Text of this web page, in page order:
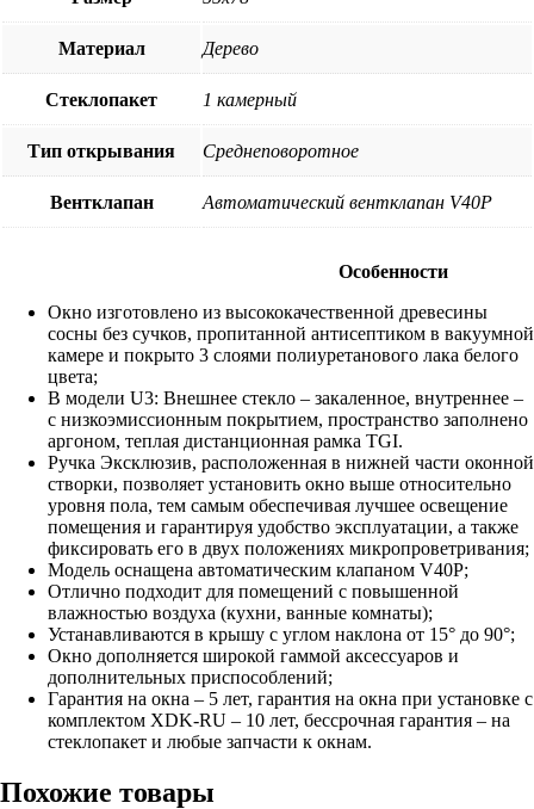
Материал Дерево
Стеклопакет 1 камерный
Тип открывания Среднеповоротное
Вентклапан Автоматический вентклапан V40P
Особенности
Окно изготовлено из высококачественной древесины
сосны без сучков, пропитанной антисептиком в вакуумной
камере и покрыто 3 слоями полиуретанового лака белого
цвета;
В модели U3: Внешнее стекло – закаленное, внутреннее –
с низкоэмиссионным покрытием, пространство заполнено
аргоном, теплая дистанционная рамка TGI.
Ручка Эксклюзив, расположенная в нижней части оконной
створки, позволяет установить окно выше относительно
уровня пола, тем самым обеспечивая лучшее освещение
помещения и гарантируя удобство эксплуатации, а также
фиксировать его в двух положениях микропроветривания;
Модель оснащена автоматическим клапаном V40P;
Отлично подходит для помещений с повышенной
влажностью воздуха (кухни, ванные комнаты);
Устанавливаются в крышу с углом наклона от 15° до 90°;
Окно дополняется широкой гаммой аксессуаров и
дополнительных приспособлений;
Гарантия на окна – 5 лет, гарантия на окна при установке с
комплектом XDK-RU – 10 лет, бессрочная гарантия – на
стеклопакет и любые запчасти к окнам.
Похожие товары